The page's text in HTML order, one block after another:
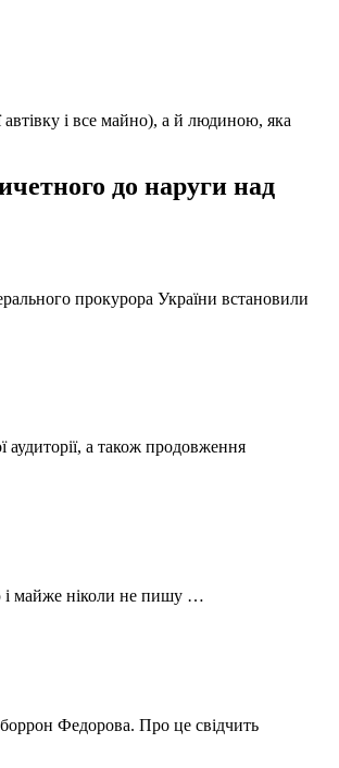
і все майно), а й людиною, яка
до наруги над
прокурора України встановили
аудиторії, а також продовження
і майже ніколи не пишу …
Федорова. Про це свідчить